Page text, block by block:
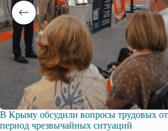
В Крыму обсудили вопросы трудовых
период чрезвычайных ситуаций